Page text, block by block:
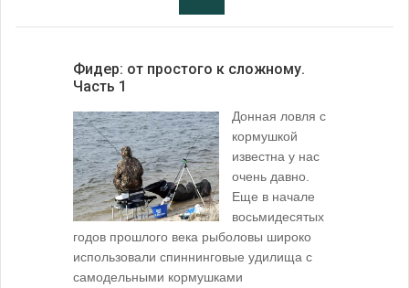
Фидер: от простого к сложному.
Часть 1
Донная ловля с
кормушкой
известна у нас
очень давно.
Еще в начале
восьмидесятых
годов прошлого века рыболовы широко
использовали спиннинговые удилища с
самодельными кормушками